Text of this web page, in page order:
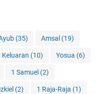
(35) Amsal (19)
Keluaran (10) Yosua (6)
1 Samuel (2)
(2) 1 Raja-Raja (1)